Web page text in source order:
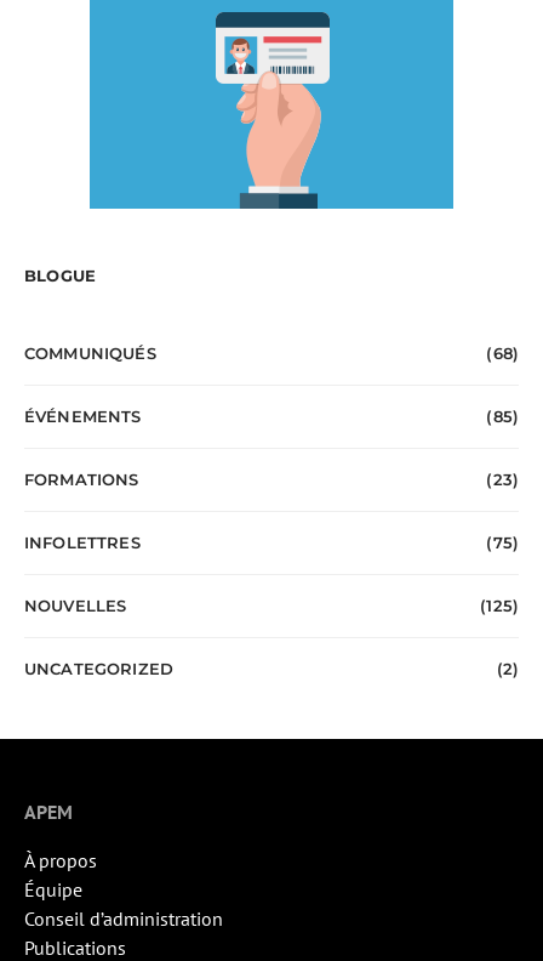
BLOGUE
COMMUNIQUÉS (68)
ÉVÉNEMENTS (85)
FORMATIONS (23)
INFOLETTRES (75)
NOUVELLES (125)
UNCATEGORIZED (2)
APEM
À propos
Équipe
Conseil d’administration
Publications